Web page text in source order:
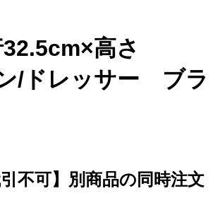
高さ
/ドレッサー ブラ
不可】別商品の同時注文